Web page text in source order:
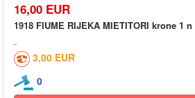
16,00 EUR
1918 FIUME RIJEKA MIETITORI krone 1 n
3,00 EUR
0